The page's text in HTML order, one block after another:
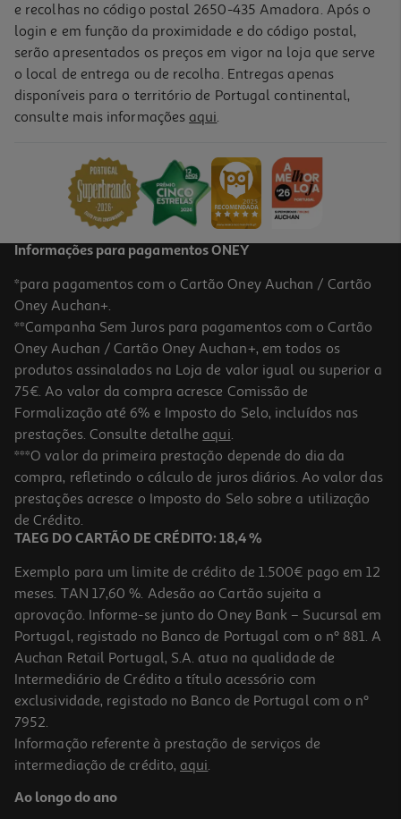
e recolhas no código postal 2650-435 Amadora. Após o
login e em função da proximidade e do código postal,
serão apresentados os preços em vigor na loja que serve
o local de entrega ou de recolha. Entregas apenas
disponíveis para o território de Portugal continental,
consulte mais informações aqui.
Informações para pagamentos ONEY
*para pagamentos com o Cartão Oney Auchan / Cartão
Oney Auchan+.
**Campanha Sem Juros para pagamentos com o Cartão
Oney Auchan / Cartão Oney Auchan+, em todos os
produtos assinalados na Loja de valor igual ou superior a
75€. Ao valor da compra acresce Comissão de
Formalização até 6% e Imposto do Selo, incluídos nas
prestações. Consulte detalhe aqui.
***O valor da primeira prestação depende do dia da
compra, refletindo o cálculo de juros diários. Ao valor das
prestações acresce o Imposto do Selo sobre a utilização
de Crédito.
TAEG DO CARTÃO DE CRÉDITO: 18,4 %
Exemplo para um limite de crédito de 1.500€ pago em 12
meses. TAN 17,60 %. Adesão ao Cartão sujeita a
aprovação. Informe-se junto do Oney Bank – Sucursal em
Portugal, registado no Banco de Portugal com o nº 881. A
Auchan Retail Portugal, S.A. atua na qualidade de
Intermediário de Crédito a título acessório com
exclusividade, registado no Banco de Portugal com o nº
7952.
Informação referente à prestação de serviços de
intermediação de crédito, aqui.
Ao longo do ano